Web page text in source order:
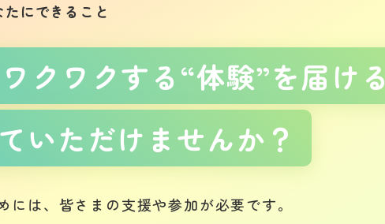
たにできること
クワクする“体験”を届ける
いただけませんか？
は、皆さまの支援や参加が必要です。